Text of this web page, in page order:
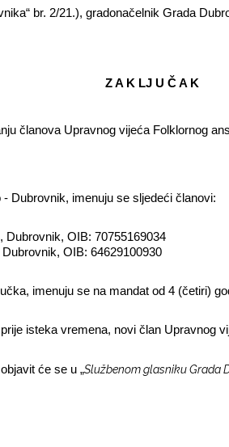
br. 2/21.), gradonačelnik Grada
Z A K LJ U Č A K
članova Upravnog vijeća Folklornog
Dubrovnik, imenuju se sljedeći članovi:
Dubrovnik, OIB: 70755169034
OIB: 64629100930
imenuju se na mandat od 4 (četiri)
isteka vremena, novi član Upravnog
će se u „Službenom glasniku Grada